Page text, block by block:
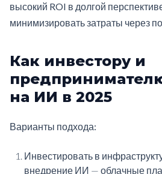
высокий ROI в долгой
минимизировать затраты через
Как инвестору и
на ИИ в 2025
Варианты подхода:
Инвестировать в
внедрение ИИ — облачные